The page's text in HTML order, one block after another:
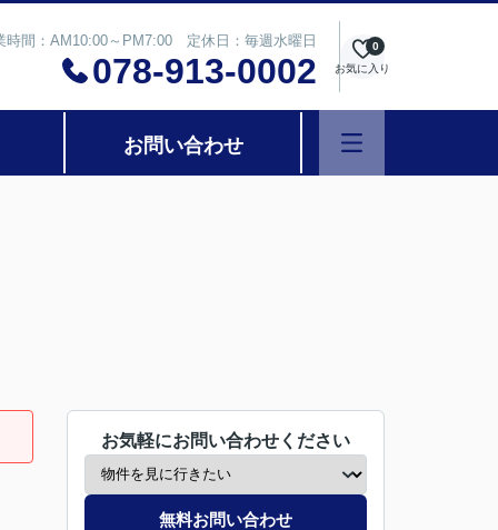
時間：AM10:00～PM7:00 定休日：毎週水曜日
078-913-0002 お気に入り
0
お問い合わせ
お気軽にお問い合わせください
無料お問い合わせ